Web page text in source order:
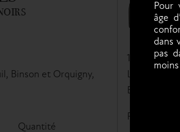
Binson et Orquigny,
Quantité
100 % CH
Le Mesnil
Extra-Brut :
Format
Pour
âge
dans
pas
moins